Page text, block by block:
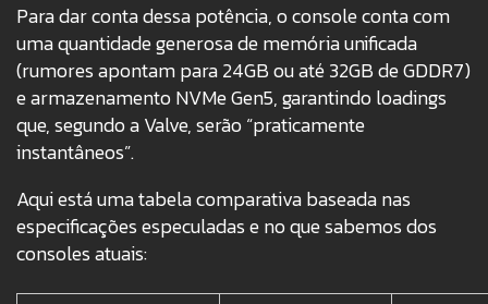
Para dar conta dessa potência, o console conta com
uma quantidade generosa de memória unificada
(rumores apontam para 24GB ou até 32GB de GDDR7)
e armazenamento NVMe Gen5, garantindo loadings
que, segundo a Valve, serão “praticamente
instantâneos”.
Aqui está uma tabela comparativa baseada nas
especificações especuladas e no que sabemos dos
consoles atuais: